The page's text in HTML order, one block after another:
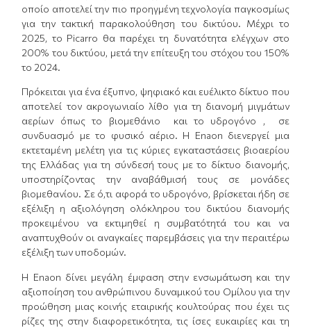
οποίο αποτελεί την πιο προηγμένη τεχνολογία παγκοσμίως
για την τακτική παρακολούθηση του δικτύου. Μέχρι το
2025, το Picarro θα παρέχει τη δυνατότητα ελέγχων στο
200% του δικτύου, μετά την επίτευξη του στόχου του 150%
το 2024.
Πρόκειται για ένα έξυπνο, ψηφιακό και ευέλικτο δίκτυο που
αποτελεί τον ακρογωνιαίο λίθο για τη διανομή μιγμάτων
αερίων όπως το βιομεθάνιο και το υδρογόνο , σε
συνδυασμό με το φυσικό αέριο. Η Enaon διενεργεί μια
εκτεταμένη μελέτη για τις κύριες εγκαταστάσεις βιοαερίου
της Ελλάδας για τη σύνδεσή τους με το δίκτυο διανομής,
υποστηρίζοντας την αναβάθμισή τους σε μονάδες
βιομεθανίου. Σε ό,τι αφορά το υδρογόνο, βρίσκεται ήδη σε
εξέλιξη η αξιολόγηση ολόκληρου του δικτύου διανομής
προκειμένου να εκτιμηθεί η συμβατότητά του και να
αναπτυχθούν οι αναγκαίες παρεμβάσεις για την περαιτέρω
εξέλιξη των υποδομών.
Η Enaon δίνει μεγάλη έμφαση στην ενσωμάτωση και την
αξιοποίηση του ανθρώπινου δυναμικού του Ομίλου για την
προώθηση μιας κοινής εταιρικής κουλτούρας που έχει τις
ρίζες της στην διαφορετικότητα, τις ίσες ευκαιρίες και τη